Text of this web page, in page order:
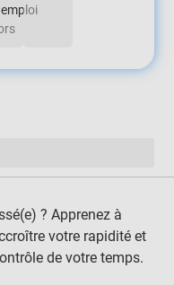
emploi
? Apprenez à
votre rapidité et
de votre temps.